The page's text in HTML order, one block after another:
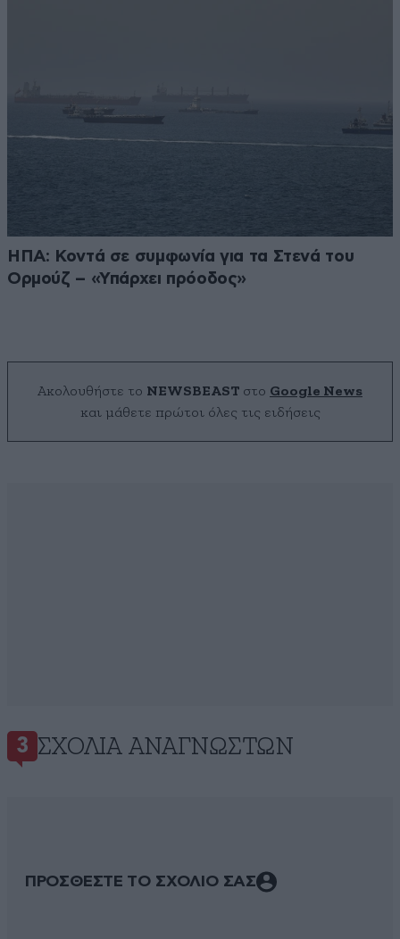
ΗΠΑ: Κοντά σε συμφωνία για τα Στενά του
Ορμούζ – «Υπάρχει πρόοδος»
Ακολουθήστε το NEWSBEAST στο Google News
και μάθετε πρώτοι όλες τις ειδήσεις
3 ΣΧΌΛΙΑ ΑΝΑΓΝΩΣΤΏΝ
ΠΡΟΣΘΕΣΤΕ ΤΟ ΣΧΟΛΙΟ ΣΑΣ